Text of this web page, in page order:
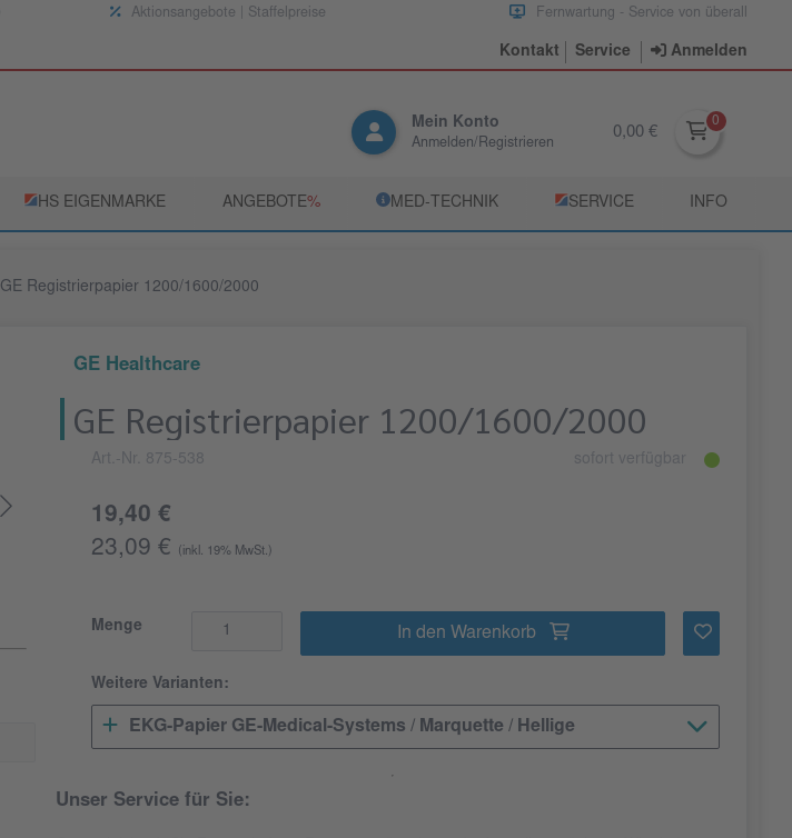
Aktionsangebote | Staffelpreise Fernwartung - Service von überall
Kontakt Service Anmelden
Mein Konto
Anmelden/Registrieren
0,00 €
­HS EIGENMARKE ANGEBOTE­% ­MED‑TECHNIK ­SERVICE INFO
GE Registrierpapier 1200/1600/2000
GE Healthcare
GE Registrierpapier 1200/1600/2000
Art.-Nr. 875-538 sofort verfügbar
19,40 €
23,09 €
(inkl. 19% MwSt.)
Menge In den Warenkorb
Weitere Varianten:
EKG-Papier GE-Medical-Systems / Marquette / Hellige
Unser Service für Sie: